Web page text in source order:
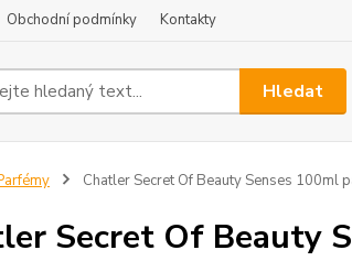
Obchodní podmínky Kontakty
Hledat
Chatler Secret Of Beauty Senses 100ml
Secret Of Beauty